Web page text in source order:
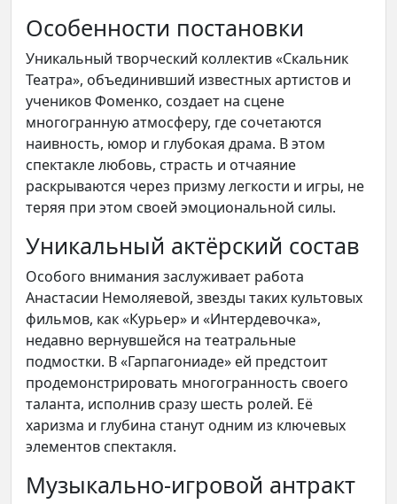
Особенности постановки
Уникальный творческий коллектив «Скальник
Театра», объединивший известных артистов и
учеников Фоменко, создает на сцене
многогранную атмосферу, где сочетаются
наивность, юмор и глубокая драма. В этом
спектакле любовь, страсть и отчаяние
раскрываются через призму легкости и игры, не
теряя при этом своей эмоциональной силы.
Уникальный актёрский состав
Особого внимания заслуживает работа
Анастасии Немоляевой, звезды таких культовых
фильмов, как «Курьер» и «Интердевочка»,
недавно вернувшейся на театральные
подмостки. В «Гарпагониаде» ей предстоит
продемонстрировать многогранность своего
таланта, исполнив сразу шесть ролей. Её
харизма и глубина станут одним из ключевых
элементов спектакля.
Музыкально-игровой антракт